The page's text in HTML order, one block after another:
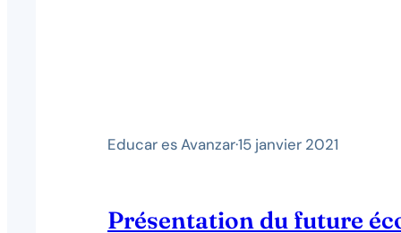
Educar es Avanzar·15 janvier 2021
Présentation du future